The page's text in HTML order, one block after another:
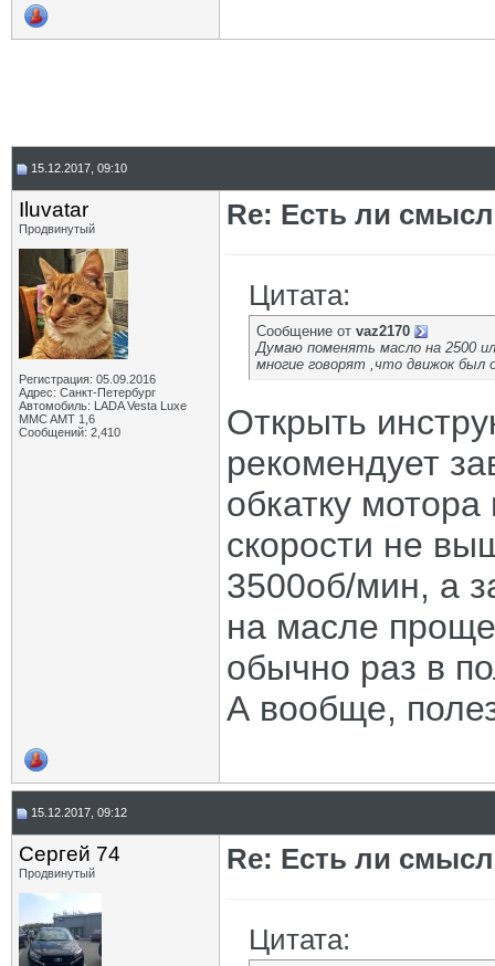
15.12.2017, 09:10
Iluvatar
Продвинутый
Регистрация: 05.09.2016
Адрес: Санкт-Петербург
Автомобиль: LADA Vesta Luxe
MMC AMT 1,6
Сообщений: 2,410
Re: Есть ли
Цитата:
Сообщение от vaz2170
Думаю поменять масло на 2500
многие говорят ,что движок был
Открыть
рекомендует
обкатку
скорости не
3500об/мин, а
на масле
обычно раз в
А вообще,
15.12.2017, 09:12
Сергей 74
Продвинутый Re: Есть ли
Цитата: